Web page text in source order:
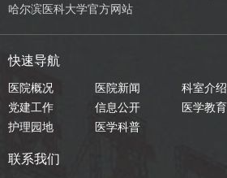
哈尔滨医科大学官方网站
快速导航
医院概况 医院新闻 科室介绍
党建工作
信息公开 医学教育
护理园地
医学科普
联系我们